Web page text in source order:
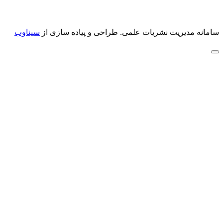
سامانه مدیریت نشریات علمی. طراحی و پیاده سازی از سیناوب